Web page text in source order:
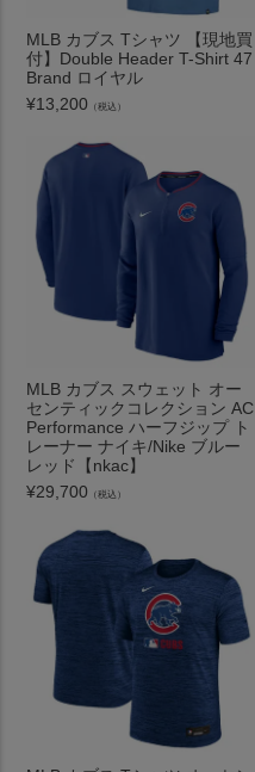
MLB カブス Tシャツ 【現地買
付】Double Header T-Shirt 47
Brand ロイヤル
¥13,200 （税込）
MLB カブス スウェット オー
センティックコレクション AC
Performance ハーフジップ ト
レーナー ナイキ/Nike ブルー
レッド【nkac】
¥29,700 （税込）